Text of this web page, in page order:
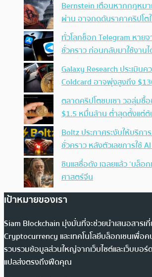
Bernstein เตือนหากกฎหมา
ผ่าน อาจกดดันราคาคริปโต
ทั่วโลกช็อก Telegram หาย
ชั่วคราว ก่อนกลับมาใช้งาน
Galaxy Research ประเมิน
Coldcard อาจพุ่งสูงถึง
ตลาดคริปโตซบเซา วอลุ่มซื้
$1.5 หมื่นล้าน ต่ำสุดตั้งแต่
Boltz ประกาศระงับให้บริกา
ชั่วคราว หลังตัวเลขการใช้
ซินแสชื่อดัง เฉลยแล้ว ‘บล็อก
ศาสตร์จีน
เป้าหมายของเรา
Siam Blockchain มุ่งมั่นที่จะช่วยนำเสนอสารเ
Cryptocurrency และเทคโนโลยีบล็อกเชนเพื่อค
รวบรวมข้อมูลส่วนใหญ่จากเว็บไซต์และเว็บบอร์
แปลส่งตรงถึงฟีดคุณ